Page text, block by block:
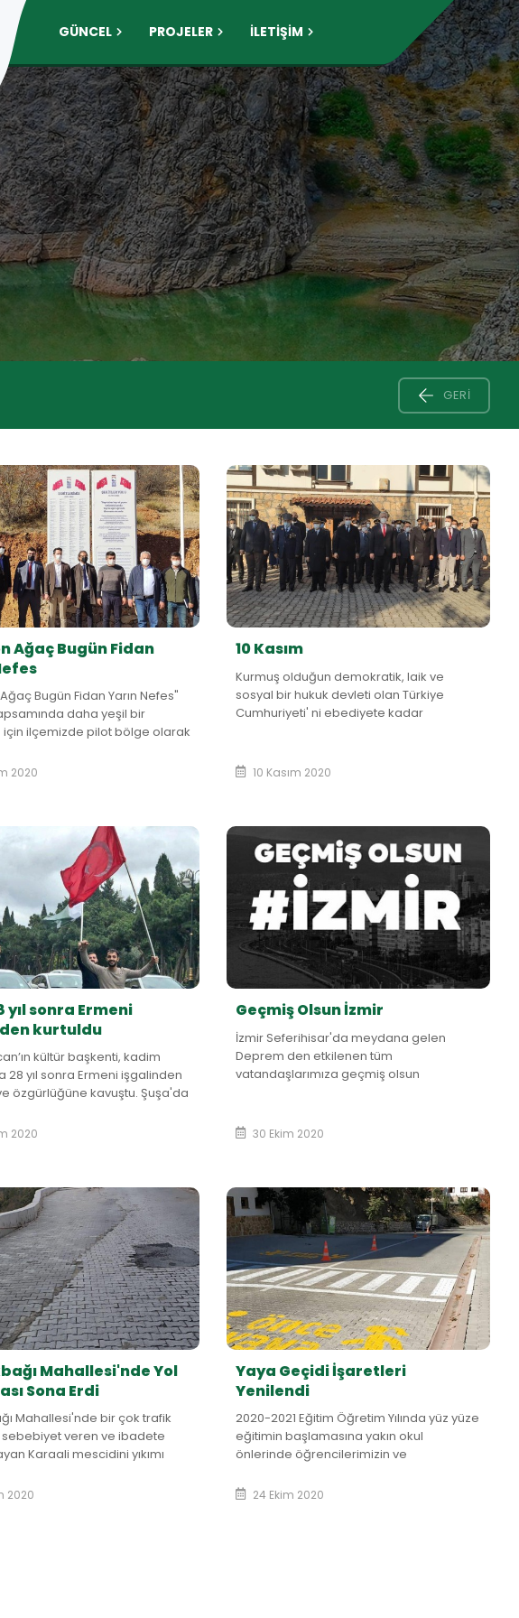
GÜNCEL PROJELER İLETİŞİM
GERI
Ağaç Bugün Fidan
Ağaç Bugün Fidan Yarın Nefes"
daha yeşil bir
için ilçemizde pilot bölge olarak
2020
10 Kasım
Kurmuş olduğun demokratik, laik ve
sosyal bir hukuk devleti olan Türkiye
Cumhuriyeti' ni ebediyete kadar
daha ifade e...
10 Kasım 2020
yıl sonra Ermeni
kurtuldu
kültür başkenti, kadim
28 yıl sonra Ermeni işgalinden
özgürlüğüne kavuştu. Şuşa'da
2020
Geçmiş Olsun İzmir
İzmir Seferihisar'da meydana gelen
Deprem den etkilenen tüm
vatandaşlarımıza geçmiş olsun
30 Ekim 2020
Mahallesi'nde Yol
Sona Erdi
Mahallesi'nde bir çok trafik
sebebiyet veren ve ibadete
Karaali mescidini yıkımı
aynı zama...
2020
Yaya Geçidi İşaretleri
Yenilendi
2020-2021 Eğitim Öğretim Yılında yüz yüze
eğitimin başlamasına yakın okul
önlerinde öğrencilerimizin ve
olmaları için okul &o...
24 Ekim 2020